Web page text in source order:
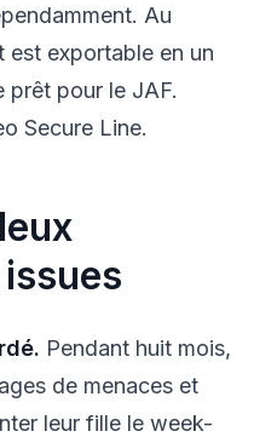
Au
exportable en un
prêt pour le JAF.
Secure Line.
Pendant huit mois,
de menaces et
leur fille le week-